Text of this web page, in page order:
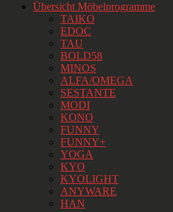
Übersicht Möbelprogramme
TAIKO
EDOC
TAU
BOLD58
MINOS
ALFA/OMEGA
SESTANTE
MODI
KONO
FUNNY
FUNNY+
YOGA
KYO
KYOLIGHT
ANYWARE
HAN